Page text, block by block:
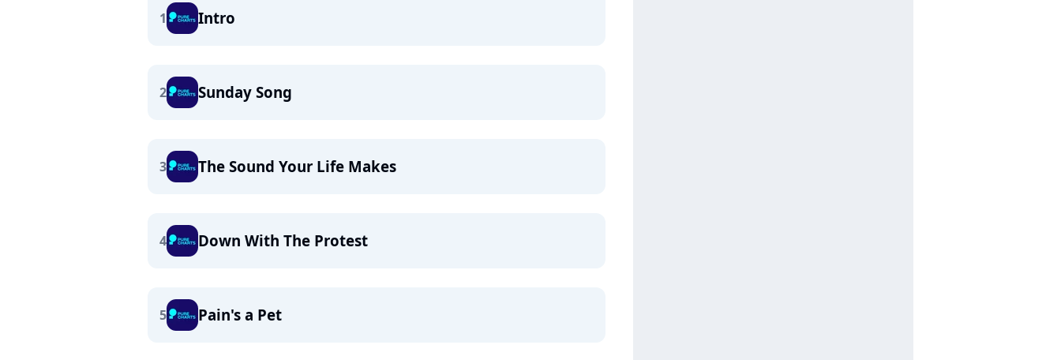
1 Intro
2 Sunday Song
3 The Sound Your Life Makes
4 Down With The Protest
5 Pain's a Pet